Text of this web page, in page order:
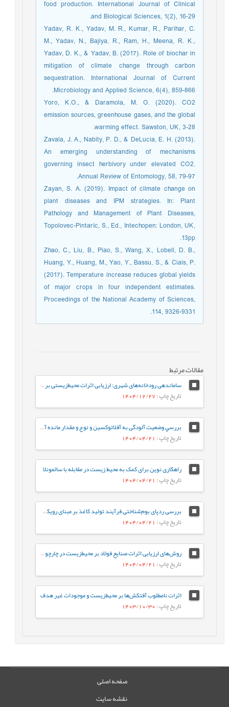
food production. International Journal of Clinical
and Biological Sciences, 1(2), 16-29.
Yadav, R. K., Yadav, M. R., Kumar, R., Parihar, C.
M., Yadav, N., Bajiya, R., Ram, H., Meena, R. K.,
Yadav, D. K., & Yadav, B. (2017). Role of biochar in
mitigation of climate change through carbon
sequestration. International Journal of Current
Microbiology and Applied Science, 6(4), 859-866.
Yoro, K.O., & Daramola, M. O. (2020). CO2
emission sources, greenhouse gases, and the global
warming effect. Sawston, UK, 3-28.
Zavala, J. A., Nabity, P. D., & DeLucia, E. H. (2013).
An emerging understanding of mechanisms
governing insect herbivory under elevated CO2.
Annual Review of Entomology, 58, 79-97.
Zayan, S. A. (2019). Impact of climate change on
plant diseases and IPM strategies. In: Plant
Pathology and Management of Plant Diseases,
Topolovec-Pintaríc, S., Ed., Intechopen: London, UK,
13pp.
Zhao, C., Liu, B., Piao, S., Wang, X., Lobell, D. B.,
Huang, Y., Huang, M., Yao, Y., Bassu, S., & Ciais, P.
(2017). Temperature increase reduces global yields
of major crops in four independent estimates.
Proceedings of the National Academy of Sciences,
114, 9326-9331.
مقالات مرتبط
ساماندهی رودخانه‌های شهری: ارزیابی اثرات محیط‌زیستی بر پایداری اکوسیستم، (مطالعه موردی: رودخانه گرگ‌رود)
تاریخ چاپ: 1404/12/27
بررسي وضعیت آلودگی به آفلاتوکسین و نوع و مقدار مانده آفتکش‌ها در مغز پسته
تاریخ چاپ: 1404/04/21
راهکاری نوین برای کمک به محیط زیست در مقابله با سالمونلا
تاریخ چاپ: 1404/04/21
بررسی ردپای بوم‌شناختی فرآیند تولید کاغذ بر مبنای رویکرد ارزیابی چرخه حیات، مطالعه موردی: کارخانه گلستان کاغذ پرشیا
تاریخ چاپ: 1404/04/21
روش‌های ارزیابی اثرات صنایع فولاد بر محیط‌زیست در چارچوب (DPSIR)
تاریخ چاپ: 1404/04/21
اثرات نامطلوب آفتکش‌ها بر محیطزیست و موجودات غیر هدف
تاریخ چاپ: 1403/10/30
صفحه اصلی
نقشه سایت